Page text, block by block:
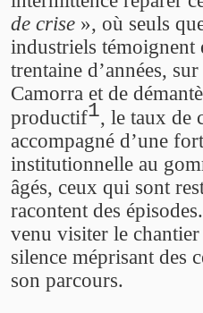
de crise », où seuls
industriels témoignent
trentaine d’années,
Camorra et de
productif1, le taux de
accompagné d’une
institutionnelle au
âgés, ceux qui sont
racontent des
venu visiter le
silence méprisant des
son parcours.